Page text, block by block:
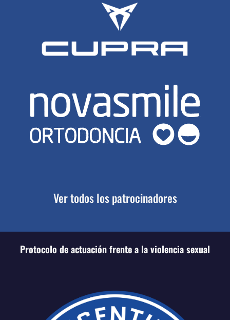
Ver todos los patrocinadores
Protocolo de actuación frente a la violencia sexual